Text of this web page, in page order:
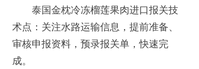
泰国金枕冷冻榴莲果肉进口报关技
术点：关注水路运输信息，提前准备、
审核申报资料，预录报关单，快速完
成。